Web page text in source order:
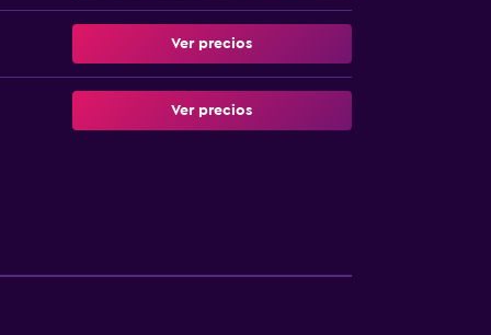
Ver precios
Ver precios